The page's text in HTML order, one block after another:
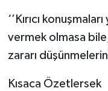
‘’Kırıcı
vermek olmasa
zararı
Kısaca Özetlersek